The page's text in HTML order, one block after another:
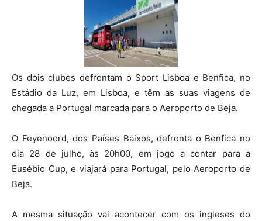
Os dois clubes defrontam o Sport Lisboa e Benfica, no
Estádio da Luz, em Lisboa, e têm as suas viagens de
chegada a Portugal marcada para o Aeroporto de Beja.
O Feyenoord, dos Países Baixos, defronta o Benfica no
dia 28 de julho, às 20h00, em jogo a contar para a
Eusébio Cup, e viajará para Portugal, pelo Aeroporto de
Beja.
A mesma situação vai acontecer com os ingleses do